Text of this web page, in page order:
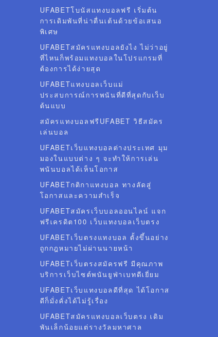
UFABETโบนัสแทงบอลฟรี เริ่มต้น
การเดิมพันที่น่าตื่นเต้นด้วยข้อเสนอ
พิเศษ
UFABETสมัครแทงบอลยังไง ไม่ว่าอยู่
ที่ไหนก็พร้อมแทงบอลในโปรแกรมที่
ต้องการได้ง่ายสุด
UFABETแทงบอลเว็บแม่
ประสบการณ์การพนันที่ดีที่สุดกับเว็บ
ต้นแบบ
สมัครแทงบอลฟรีUFABET วิธีสมัคร
เล่นบอล
UFABETเว็บแทงบอลต่างประเทศ มุม
มองในแบบต่าง ๆ จะทำให้การเล่น
พนันบอลได้เห็นโอกาส
UFABETกติกาแทงบอล ทางลัดสู่
โอกาสและความสำเร็จ
UFABETสมัครเว็บบอลออนไลน์ แจก
ฟรีเครดิต100 เว็บแทงบอลเว็บตรง
UFABETเว็บตรงแทงบอล ตั้งขึ้นอย่าง
ถูกกฎหมายไม่ผ่านนายหน้า
UFABETเว็บตรงสมัครฟรี มีคุณภาพ
บริการเว็บไซต์พนันยูฟ่าเบทดีเยี่ยม
UFABETเว็บแทงบอลดีที่สุด ได้โอกาส
ดีก็มั่งคั่งได้ไม่รู้เรื่อง
UFABETสมัครแทงบอลเว็บตรง เดิม
พันเล็กน้อยแต่รางวัลมหาศาล